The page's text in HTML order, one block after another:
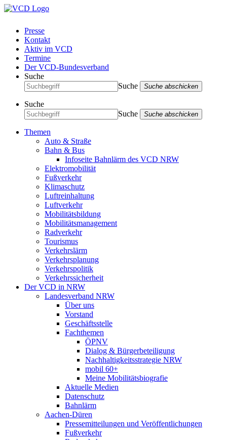
Presse
Kontakt
Aktiv im VCD
Termine
Der VCD-Bundesverband
Suche
Suche
Suche abschicken
Suche
Suche
Suche abschicken
Themen
Auto & Straße
Bahn & Bus
Infoseite Bahnlärm des VCD NRW
Elektromobilität
Fußverkehr
Klimaschutz
Luftreinhaltung
Luftverkehr
Mobilitätsbildung
Mobilitätsmanagement
Radverkehr
Tourismus
Verkehrslärm
Verkehrsplanung
Verkehrspolitik
Verkehrssicherheit
Der VCD in NRW
Landesverband NRW
Über uns
Vorstand
Geschäftsstelle
Fachthemen
ÖPNV
Dialog & Bürgerbeteiligung
Nachhaltigkeitsstrategie NRW
mobil 60+
Meine Mobilitätsbiografie
Aktuelle Medien
Datenschutz
Bahnlärm
Aachen-Düren
Pressemitteilungen und Veröffentlichungen
Fußverkehr